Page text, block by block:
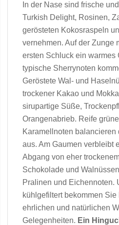
In der Nase sind frische
Turkish Delight, Rosinen,
gerösteten Kokosraspeln
vernehmen. Auf der Zunge
ersten Schluck ein warmes
typische Sherrynoten
Geröstete Wal- und
trockener Kakao und
sirupartige Süße,
Orangenabrieb. Reife
Karamellnoten balancieren
aus. Am Gaumen verbleibt
Abgang von eher
Schokolade und
Pralinen und Eichennoten.
kühlgefiltert bekommen
ehrlichen und natürlichen
Gelegenheiten. Ein